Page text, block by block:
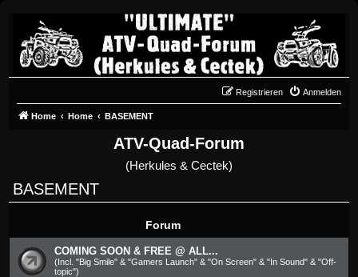
Anmelden
Registrieren
Home Home BASEMENT
ATV-Quad-Forum
(Herkules & Cectek)
BASEMENT
Forum
COMING SOON & FREE @ ALL...
(Incl. "Big Smile" & "Gamers Launch" & "On Screen" & "In Sound" & "Off-
topic")